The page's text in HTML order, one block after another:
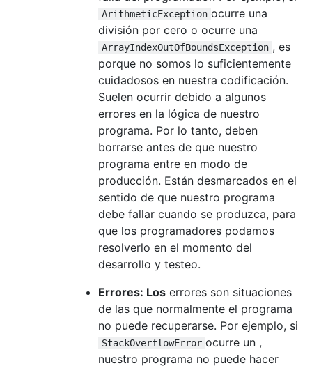
ArithmeticException ocurre una
división por cero o ocurre una
ArrayIndexOutOfBoundsException , es
porque no somos lo suficientemente
cuidadosos en nuestra codificación.
Suelen ocurrir debido a algunos
errores en la lógica de nuestro
programa. Por lo tanto, deben
borrarse antes de que nuestro
programa entre en modo de
producción. Están desmarcados en el
sentido de que nuestro programa
debe fallar cuando se produzca, para
que los programadores podamos
resolverlo en el momento del
desarrollo y testeo.
Errores: Los errores son situaciones
de las que normalmente el programa
no puede recuperarse. Por ejemplo, si
StackOverflowError ocurre un ,
nuestro programa no puede hacer